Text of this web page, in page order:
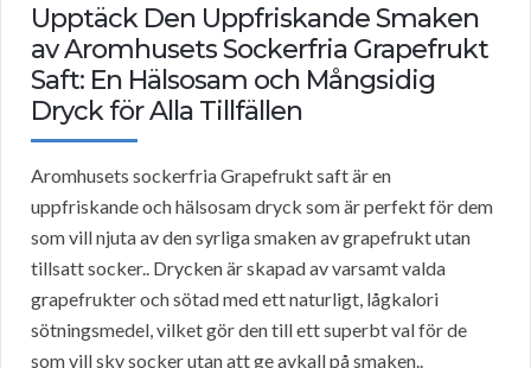
Upptäck Den Uppfriskande Smaken
av Aromhusets Sockerfria Grapefrukt
Saft: En Hälsosam och Mångsidig
Dryck för Alla Tillfällen
Aromhusets sockerfria Grapefrukt saft är en
uppfriskande och hälsosam dryck som är perfekt för dem
som vill njuta av den syrliga smaken av grapefrukt utan
tillsatt socker.. Drycken är skapad av varsamt valda
grapefrukter och sötad med ett naturligt, lågkalori
sötningsmedel, vilket gör den till ett superbt val för de
som vill sky socker utan att ge avkall på smaken..